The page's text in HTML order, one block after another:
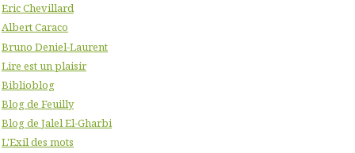
Eric Chevillard
Albert Caraco
Bruno Deniel-Laurent
Lire est un plaisir
Biblioblog
Blog de Feuilly
Blog de Jalel El-Gharbi
L'Exil des mots